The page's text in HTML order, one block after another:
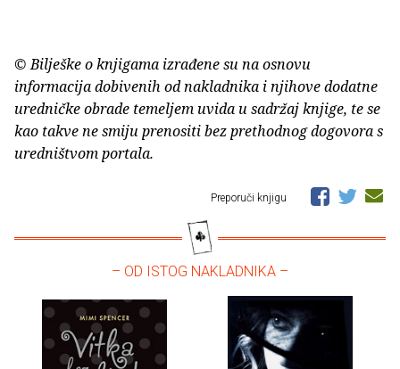
© Bilješke o knjigama izrađene su na osnovu
informacija dobivenih od nakladnika i njihove dodatne
uredničke obrade temeljem uvida u sadržaj knjige, te se
kao takve ne smiju prenositi bez prethodnog dogovora s
uredništvom portala.
Preporuči knjigu
– OD ISTOG NAKLADNIKA –